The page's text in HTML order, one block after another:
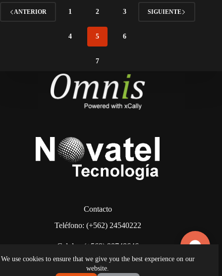
We use cookies to ensure that we give you the best experience on our
website.
ANTERIOR 1 2 3
4 5 6
7
SIGUIENTE
Contacto
Teléfono: (+562) 24540222
Celular: (+569) 98748646
También puede escribirnos a: